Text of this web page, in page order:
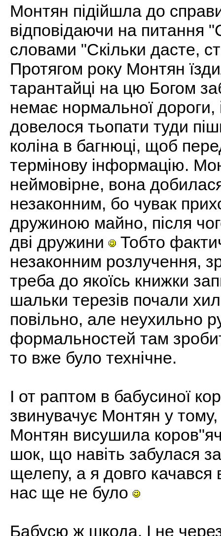
Монтян підійшла до
відповідаючи на питання
словами "Скільки дасте,
Протягом року Монтян
тарантайці на цю Богом
немає нормальної дороги,
довелося тьопати туди
коліна в багнюці, щоб
термінову інформацію.
неймовірне, вона
незаконним, бо чувак
дружиною майно, після
дві дружини
Тобто
незаконним розлучення,
треба до якоїсь книжки
шальки терезів почали
повільно, але неухильно
формальностей там
то вже було технічне.
І от раптом в бабусиної
звинувачує Монтян у
Монтян висушила
шок, що навіть забулася
щелепу, а я довго качався
нас ще не було
Бабусю ж шкода. І не